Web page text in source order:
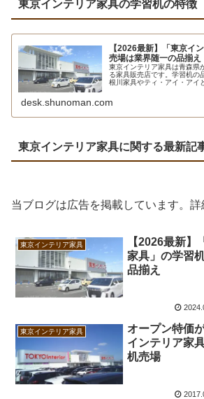
東京インテリア家具の学習机の特徴
【2026最新】「東京イ
売場は業界随一の品揃え
東京インテリア家具は青森県
る家具販売店です。学習机の
根川家具やティ・アイ・アイ
ファニテック、カリモク家
す。
desk.shunoman.com
東京インテリア家具に関する最新記
当ブログは広告を掲載しています。詳
東京インテリア家具
【2026最新】
家具」の学習
品揃え
東京インテリア家具
オープン特価
インテリア家
机売場